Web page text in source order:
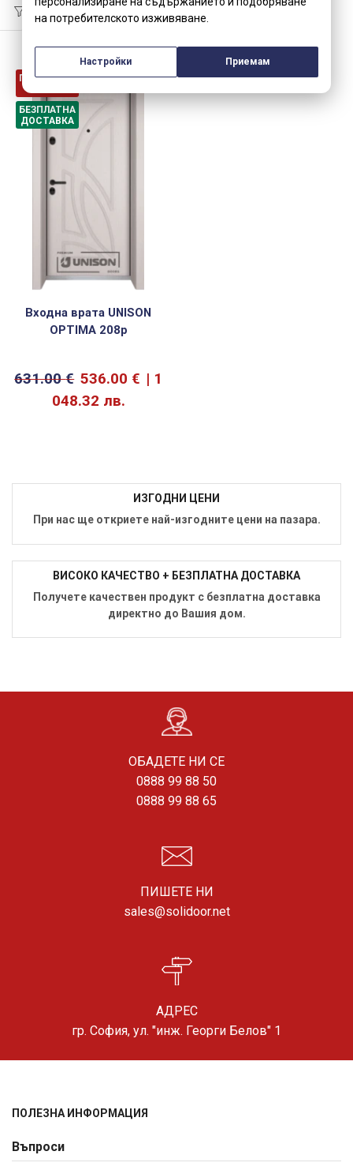
ПРОМОЦИЯ
БЕЗПЛАТНА
ДОСТАВКА
Входна врата UNISON
OPTIMA 208p
631.00€ 536.00 €
1
048.32 лв.
ИЗГОДНИ ЦЕНИ
При нас ще откриете най-изгодните цени на пазара.
ВИСОКО КАЧЕСТВО + БЕЗПЛАТНА ДОСТАВКА
Получете качествен продукт с безплатна доставка
директно до Вашия дом.
ОБАДЕТЕ НИ СЕ
0888 99 88 50
0888 99 88 65
ПИШЕТЕ НИ
sales@solidoor.net
АДРЕС
гр. София, ул. "инж. Георги Белов" 1
ПОЛЕЗНА ИНФОРМАЦИЯ
Въпроси
на потребителското изживяване.
Настройки Приемам